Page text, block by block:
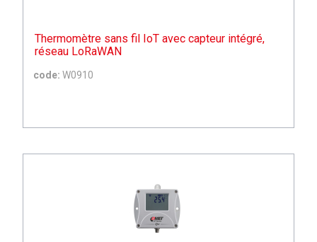
Thermomètre sans fil IoT avec capteur intégré,
réseau LoRaWAN
code: W0910